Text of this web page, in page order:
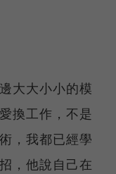
大大小小的模
換工作，不是
，我都已經學
，他說自己在